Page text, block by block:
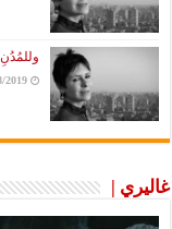
2019
غاليري |